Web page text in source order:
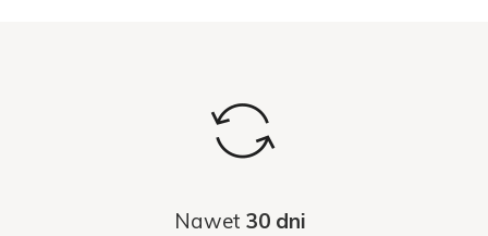
Nawet 30 dni